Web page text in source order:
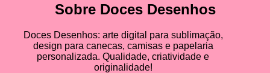
Sobre Doces Desenhos
Doces Desenhos: arte digital para sublimação,
design para canecas, camisas e papelaria
personalizada. Qualidade, criatividade e
originalidade!